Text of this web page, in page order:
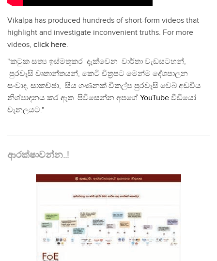
Vikalpa has produced hundreds of short-form videos that
highlight and investigate inconvenient truths. For more
videos, click here.
"කටුක සත්‍ය ඉස්මතුකර දැක්වෙන වාර්තා වැඩසටහන්,
පුරවැසි වෘතාන්තයන්, කෙටි චිත්‍රපට මෙන්ම දේශපාලන
සංවාද, සාකච්ඡා, සිය ගණනක් විකල්ප පුරවැසි වෙබ් අඩවිය
නිශ්පාදනය කර ඇත. පිවිසෙන්න අපගේ YouTube වීඩියෝ
චැනලයට."
ආරක්ෂාවන්න..!